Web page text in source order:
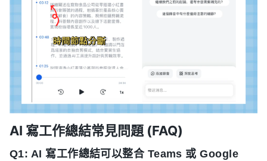
AI 寫工作總結常見問題 (FAQ)
Q1: AI 寫工作總結可以整合 Teams 或 Google